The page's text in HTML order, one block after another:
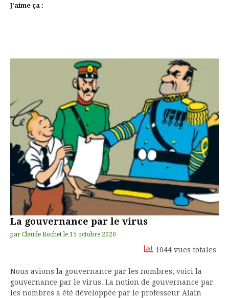
J’aime ça :
La gouvernance par le virus
par Claude Rochet le 15 octobre 2020
1044 vues totales
Nous avions la gouvernance par les nombres, voici la
gouvernance par le virus. La notion de gouvernance par
les nombres a été développée par le professeur Alain